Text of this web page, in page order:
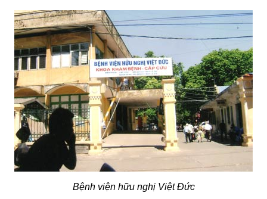
Bệnh viện hữu nghị Việt Đức